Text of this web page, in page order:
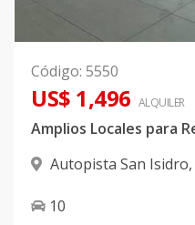
Código: 5550
US$ 1,496 ALQUILER
Autopista San Isidro,
10